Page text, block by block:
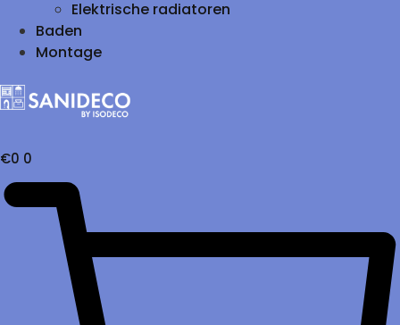
Elektrische radiatoren
Baden
Montage
€0 0